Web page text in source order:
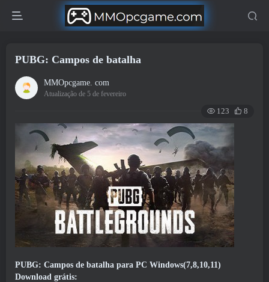
PUBG: Campos de batalha
MMOpcgame. com
Atualização de 5 de fevereiro
123 8
PUBG: Campos de batalha para PC Windows(7,8,10,11)
Download grátis: